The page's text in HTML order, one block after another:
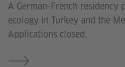
A German-French residency
ecology in Turkey and the
Applications closed.